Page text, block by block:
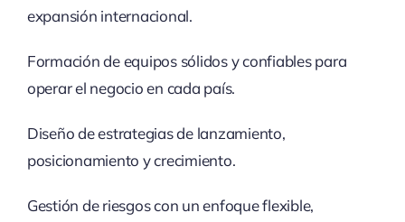
expansión internacional.
Formación de equipos sólidos y confiables para
operar el negocio en cada país.
Diseño de estrategias de lanzamiento,
posicionamiento y crecimiento.
Gestión de riesgos con un enfoque flexible,